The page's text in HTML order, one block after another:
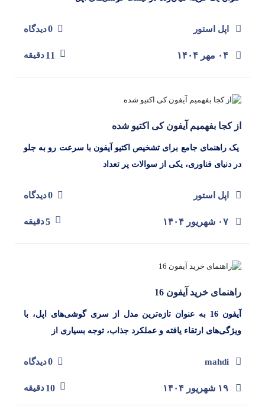
اپل استور 0دیدگاه
۰۴ مهر ۱۴۰۴ 11دقیقه
از کجا بفهمیم آیفون کی اکتیو شده
یک راهنمای جامع برای تشخیص اکتیو آیفون با سرعت رو به جلو
در دنیای فناوری، یکی از سوالات پر تعداد
اپل استور 0دیدگاه
۰۷ شهریور ۱۴۰۴ 5دقیقه
راهنمای خرید آیفون 16
آیفون 16 به عنوان تازه‌ترین مدل از سری گوشی‌های اپل، با
ویژگی‌های ارتقاء یافته و عملکرد جذاب، توجه بسیاری از
mahdi
0دیدگاه
۱۹ شهریور ۱۴۰۴ 10دقیقه